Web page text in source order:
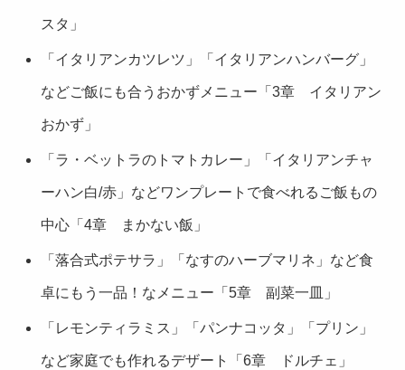
スタ」
「イタリアンカツレツ」「イタリアンハンバーグ」
などご飯にも合うおかずメニュー「3章 イタリアン
おかず」
「ラ・ベットラのトマトカレー」「イタリアンチャ
ーハン白/赤」などワンプレートで食べれるご飯もの
中心「4章 まかない飯」
「落合式ポテサラ」「なすのハーブマリネ」など食
卓にもう一品！なメニュー「5章 副菜一皿」
「レモンティラミス」「パンナコッタ」「プリン」
など家庭でも作れるデザート「6章 ドルチェ」